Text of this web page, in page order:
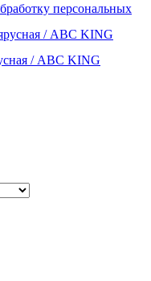
персональных
/ ABC KING